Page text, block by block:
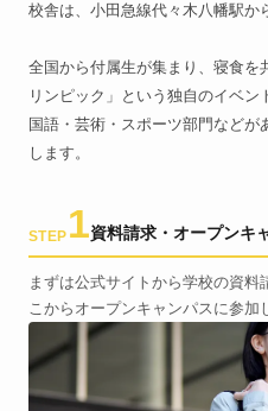
校舎は、小田急線代々木八幡駅か
全国から付属生が集まり、寝食を
リンピック」という独自のイベン
国語・芸術・スポーツ部門など
します。
STEP 1資料請求・オープンキ
まずは公式サイトから学校の資
こからオープンキャンパスに参加